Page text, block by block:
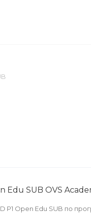
Edu SUB OVS
P1 Open Edu SUB по